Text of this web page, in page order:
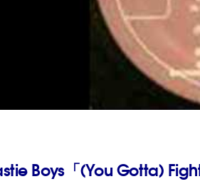
Boys「(You Gotta)